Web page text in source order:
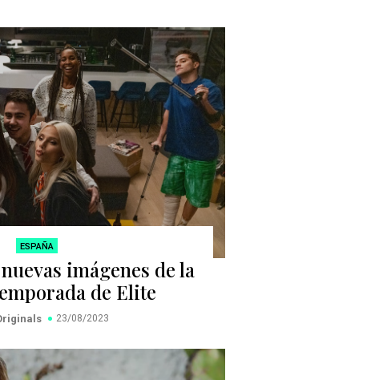
ESPAÑA
imágenes de la
de Elite
23/08/2023